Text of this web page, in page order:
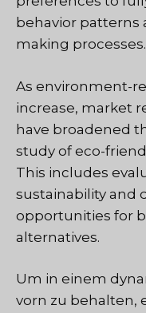
behavior patterns
making processes.
As environment-
increase, market
have broadened
study of eco-
This includes
sustainability and
opportunities for
alternatives.
Um in einem
vorn zu behalten,